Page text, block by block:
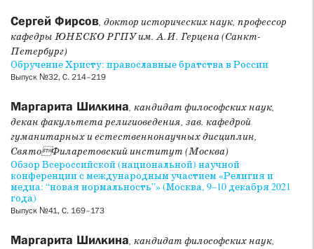
Сергей Фирсов, доктор исторических наук, профессор
кафедры ЮНЕСКО РГПУ им. А.И. Герцена (Санкт-
Петербург)
Обручение Христу: православные братства в России
Выпуск №32, С. 214–219
Маргарита Шилкина, кандидат философских наук,
декан факультета религиоведения, зав. кафедрой
гуманитарных и естественнонаучных дисциплин,
СвятоФиларетовский институт (Москва)
Обзор Всероссийской (национальной) научной
конференции с международным участием «Религия и
медиа: “новая нормальность”» (Москва, 9–10 декабря 2021
года)
Выпуск №41, С. 169–173
Маргарита Шилкина, кандидат философских наук,